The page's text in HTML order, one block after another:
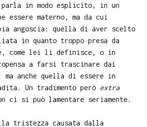
in modo esplicito, in un
essere materno, ma da cui
angoscia: quella di aver scelto
in quanto troppo presa da
come lei li definisce, o in
a farsi trascinare dai
ma anche quella di essere in
Un tradimento però extra
ci si può lamentare seriamente.
tristezza causata dalla